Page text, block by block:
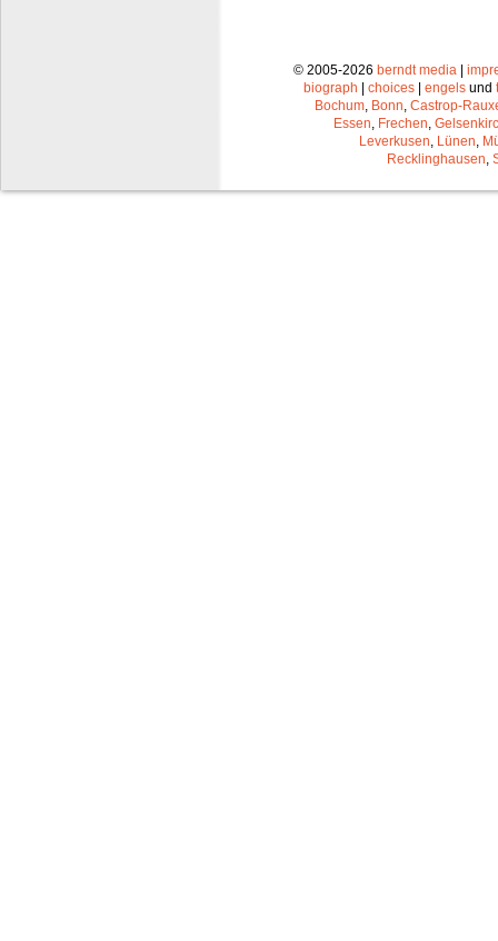
© 2005-2026 berndt media |
biograph | choices | engels und
Bochum Bonn Castrop-
Essen Frechen
Leverkusen Lünen
Recklinghausen